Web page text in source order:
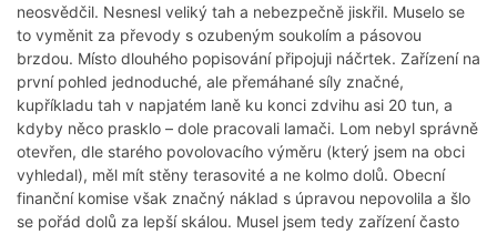
neosvědčil. Nesnesl veliký tah a nebezpečně jiskřil. Muselo se
to vyměnit za převody s ozubeným soukolím a pásovou
brzdou. Místo dlouhého popisování připojuji náčrtek. Zařízení na
první pohled jednoduché, ale přemáhané síly značné,
kupříkladu tah v napjatém laně ku konci zdvihu asi 20 tun, a
kdyby něco prasklo – dole pracovali lamači. Lom nebyl správně
otevřen, dle starého povolovacího výměru (který jsem na obci
vyhledal), měl mít stěny terasovité a ne kolmo dolů. Obecní
finanční komise však značný náklad s úpravou nepovolila a šlo
se pořád dolů za lepší skálou. Musel jsem tedy zařízení často